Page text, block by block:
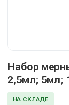
Набор
2,5мл; 5мл;
НА СКЛАДЕ